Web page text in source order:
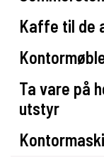
Kaffe til de
Ta vare på
utstyr